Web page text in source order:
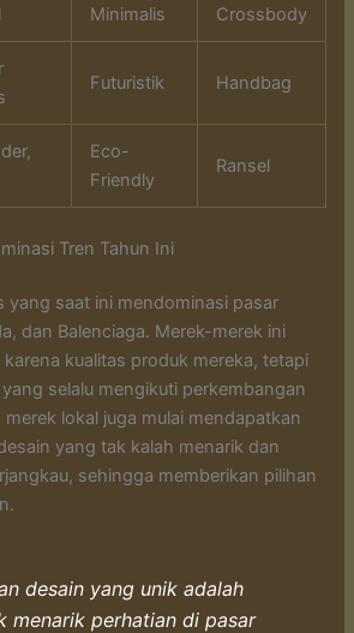
Minimalis Crossbody
Futuristik Handbag
Eco-
Friendly
Ransel
Tren Tahun Ini
yang saat ini mendominasi pasar
dan Balenciaga. Merek-merek ini
kualitas produk mereka, tetapi
selalu mengikuti perkembangan
lokal juga mulai mendapatkan
yang tak kalah menarik dan
sehingga memberikan pilihan
desain yang unik adalah
menarik perhatian di pasar